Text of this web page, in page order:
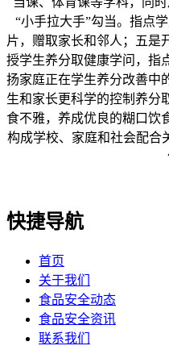
“小手拉大手”勾当。指点
片，赠取家长和邻人；五是
授学生养分取健康学问，指
扬家庭正在学生养分改善中
生和家长更科学的控制养分
食不雅，养成优良的糊口饮
构成学校、家庭和社会配合
快捷导航
首页
关于我们
食品安全动态
食品安全资讯
联系我们